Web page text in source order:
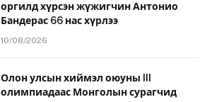
оргилд хүрсэн жүжигчин Антонио
Бандерас 66 нас хүрлээ
10/08/2026
Олон улсын хиймэл оюуны III
олимпиадаас Монголын сурагчид